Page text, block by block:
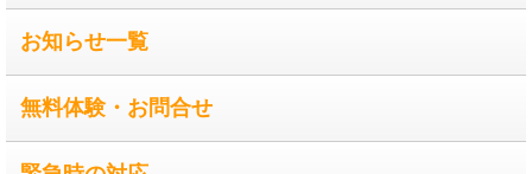
お知らせ一覧
無料体験・お問合せ